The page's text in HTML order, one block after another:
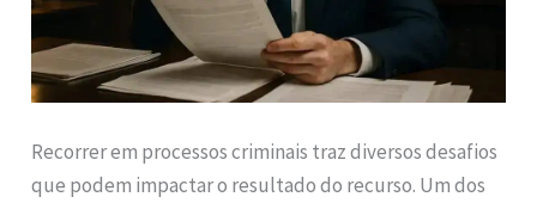
Recorrer em processos criminais traz diversos desafios
que podem impactar o resultado do recurso. Um dos